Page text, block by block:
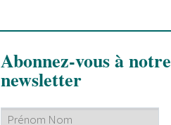
Abonnez-vous à notre
newsletter